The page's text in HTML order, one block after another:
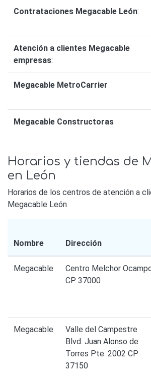
Contrataciones Megacable León:
Atención a clientes Megacable
empresas:
Megacable MetroCarrier
Megacable Constructoras
Horarios y tiendas de
en León
Horarios de los centros de atención a
Megacable León
Nombre Dirección
Megacable
Centro Melchor
CP 37000
Megacable
Valle del Campestre
Blvd. Juan Alonso de
Torres Pte. 2002 CP
37150